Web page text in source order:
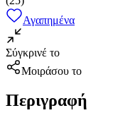
Αγαπημένα
Σύγκρινέ το
Μοιράσου το
Περιγραφή